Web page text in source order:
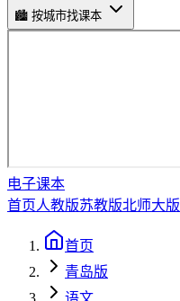
🏙️ 按城市找课本
电子课本
首页人教版苏教版北师大版
首页
青岛版
语文